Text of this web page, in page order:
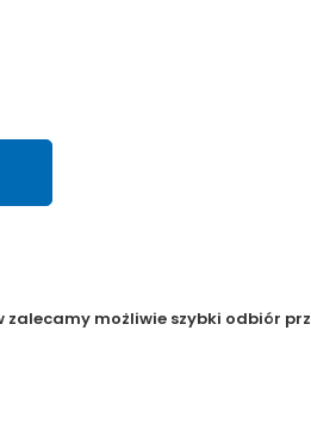
możliwie szybki odbiór